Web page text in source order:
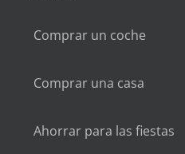
Comprar un coche
Comprar una casa
Ahorrar para las fiestas